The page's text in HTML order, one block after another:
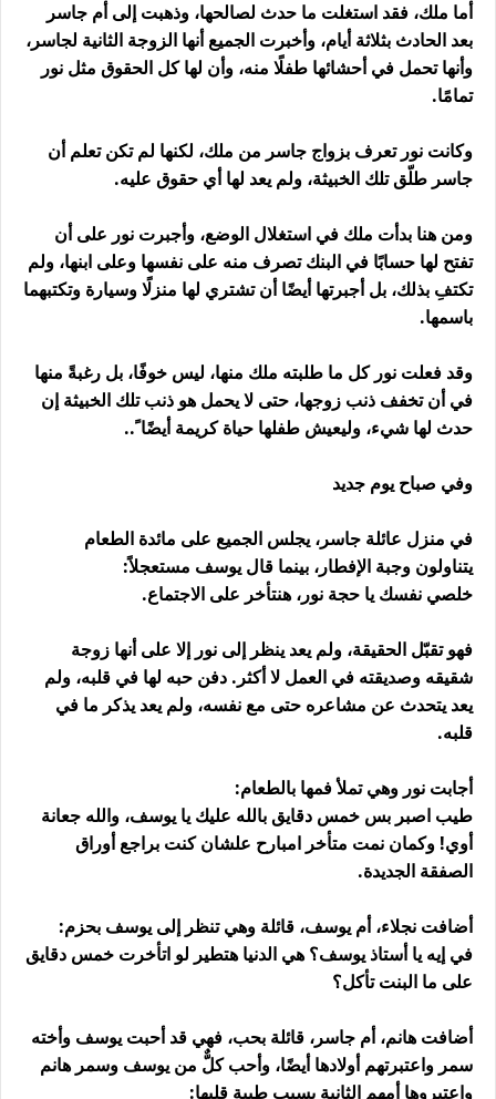
أما ملك، فقد استغلت ما حدث لصالحها، وذهبت إلى أم جاسر
بعد الحادث بثلاثة أيام، وأخبرت الجميع أنها الزوجة الثانية لجاسر،
وأنها تحمل في أحشائها طفلًا منه، وأن لها كل الحقوق مثل نور
تمامًا.
وكانت نور تعرف بزواج جاسر من ملك، لكنها لم تكن تعلم أن
جاسر طلّق تلك الخبيثة، ولم يعد لها أي حقوق عليه.
ومن هنا بدأت ملك في استغلال الوضع، وأجبرت نور على أن
تفتح لها حسابًا في البنك تصرف منه على نفسها وعلى ابنها، ولم
تكتفِ بذلك، بل أجبرتها أيضًا أن تشتري لها منزلًا وسيارة وتكتبهما
باسمها.
وقد فعلت نور كل ما طلبته ملك منها، ليس خوفًا، بل رغبةً منها
في أن تخفف ذنب زوجها، حتى لا يحمل هو ذنب تلك الخبيثة إن
حدث لها شيء، وليعيش طفلها حياة كريمة أيضًا ً..
وفي صباح يوم جديد
في منزل عائلة جاسر، يجلس الجميع على مائدة الطعام
يتناولون وجبة الإفطار، بينما قال يوسف مستعجلاً:
خلصي نفسك يا حجة نور، هنتأخر على الاجتماع.
فهو تقبّل الحقيقة، ولم يعد ينظر إلى نور إلا على أنها زوجة
شقيقه وصديقته في العمل لا أكثر. دفن حبه لها في قلبه، ولم
يعد يتحدث عن مشاعره حتى مع نفسه، ولم يعد يذكر ما في
قلبه.
أجابت نور وهي تملأ فمها بالطعام:
طيب اصبر بس خمس دقايق بالله عليك يا يوسف، والله جعانة
أوي! وكمان نمت متأخر امبارح علشان كنت براجع أوراق
الصفقة الجديدة.
أضافت نجلاء، أم يوسف، قائلة وهي تنظر إلى يوسف بحزم:
في إيه يا أستاذ يوسف؟ هي الدنيا هتطير لو اتأخرت خمس دقايق
على ما البنت تأكل؟
أضافت هانم، أم جاسر، قائلة بحب، فهي قد أحبت يوسف وأخته
سمر واعتبرتهم أولادها أيضًا، وأحب كلٌّ من يوسف وسمر هانم
واعتبروها أمهم الثانية بسبب طيبة قلبها: